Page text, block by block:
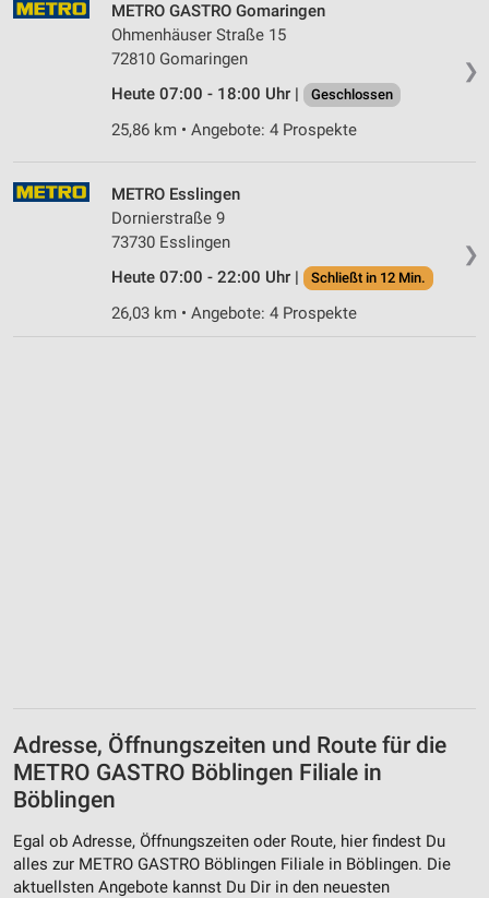
❯
METRO GASTRO Gomaringen
Ohmenhäuser Straße 15
72810 Gomaringen
Heute 07:00 - 18:00 Uhr |
Geschlossen
25,86 km • Angebote: 4 Prospekte
❯
METRO Esslingen
Dornierstraße 9
73730 Esslingen
Heute 07:00 - 22:00 Uhr |
Schließt in 12 Min.
26,03 km • Angebote: 4 Prospekte
Adresse, Öffnungszeiten und Route für die
METRO GASTRO Böblingen Filiale in
Böblingen
Egal ob Adresse, Öffnungszeiten oder Route, hier findest Du
alles zur METRO GASTRO Böblingen Filiale in Böblingen. Die
aktuellsten Angebote kannst Du Dir in den neuesten